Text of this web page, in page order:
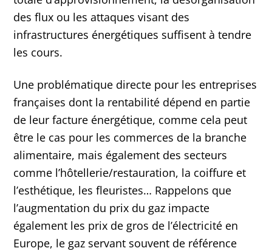
des flux ou les attaques visant des
infrastructures énergétiques suffisent à tendre
les cours.
Une problématique directe pour les entreprises
françaises dont la rentabilité dépend en partie
de leur facture énergétique, comme cela peut
être le cas pour les commerces de la branche
alimentaire, mais également des secteurs
comme l’hôtellerie/restauration, la coiffure et
l’esthétique, les fleuristes… Rappelons que
l’augmentation du prix du gaz impacte
également les prix de gros de l’électricité en
Europe, le gaz servant souvent de référence